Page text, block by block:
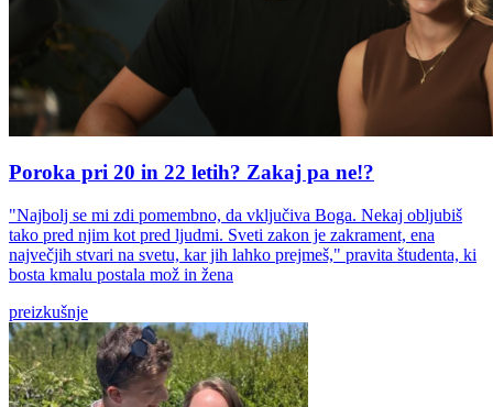
Poroka pri 20 in 22 letih? Zakaj pa ne!?
"Najbolj se mi zdi pomembno, da vključiva Boga. Nekaj obljubiš
tako pred njim kot pred ljudmi. Sveti zakon je zakrament, ena
največjih stvari na svetu, kar jih lahko prejmeš," pravita študenta, ki
bosta kmalu postala mož in žena
preizkušnje